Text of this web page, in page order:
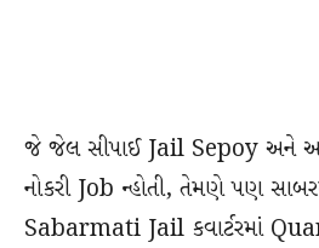
જે જેલ સીપાઈ Jail Sepoy અને
નોકરી Job ન્હોતી, તેમણે પણ
Sabarmati Jail કવાર્ટરમાં